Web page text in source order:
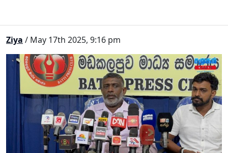
Ziya / May 17th 2025, 9:16 pm